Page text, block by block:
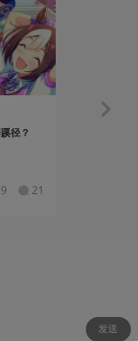
径？
21
有感而发
发送